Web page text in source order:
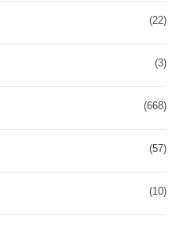
(22)
(3)
(668)
(57)
(10)